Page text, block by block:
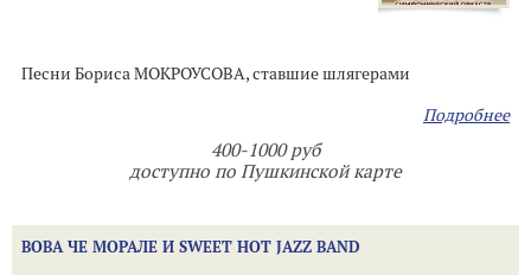
Песни Бориса МОКРОУСОВА, ставшие шлягерами
Подробнее
400-1000 руб
доступно по Пушкинской карте
ВОВА ЧЕ МОРАЛЕ И SWEET HOT JAZZ BAND